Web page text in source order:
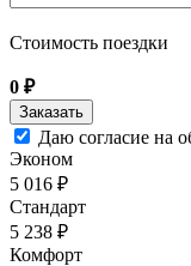
Стоимость поездки
0 ₽
Даю согласие на
Эконом
5 016 ₽
Стандарт
5 238 ₽
Комфорт